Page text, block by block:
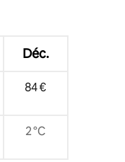
Déc.
84 €
2 °C